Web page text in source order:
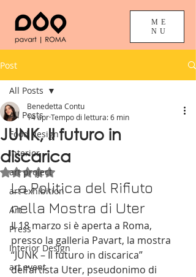
ME
NU
Post
All Posts
Food design
Interior
art project
art exhibition
Art
Press
Interior Design
art event
All Posts
JUNK, Il futuro in
discarica
Benedetta Contu
14 aprTempo di lettura: 6 min
Valutazione NaN stelle su 5.
La Politica del Rifiuto
nella Mostra di Uter
Il 18 marzo si è aperta a Roma,
presso la galleria Pavart, la mostra
“JUNK – Il futuro in discarica”
dell’artista Uter, pseudonimo di